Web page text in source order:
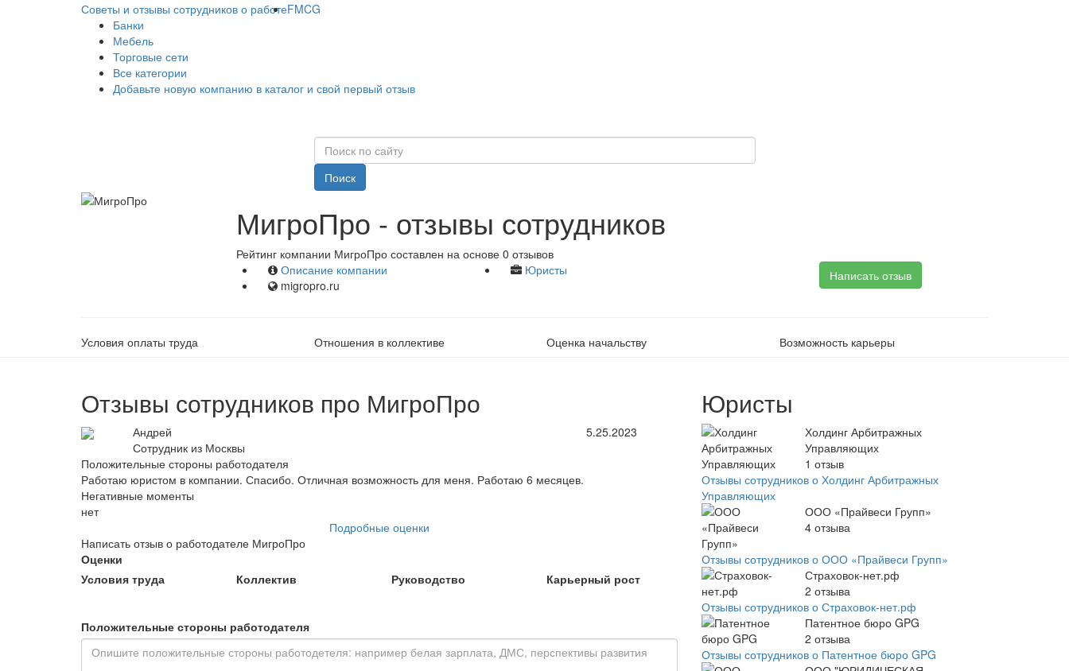
Советы и отзывы сотрудников о работеFMCG
Банки
Мебель
Торговые сети
Все категории
Добавьте новую компанию в каталог и свой первый отзыв
Поиск
МигроПро - отзывы сотрудников
Рейтинг компании МигроПро составлен на основе 0 отзывов
Описание компании
Юристы
migropro.ru
Написать отзыв
Условия оплаты труда Отношения в коллективе Оценка начальству Возможность карьеры
Отзывы сотрудников про МигроПро
Андрей
Сотрудник из Москвы
5.25.2023
Положительные стороны работодателя
Работаю юристом в компании. Спасибо. Отличная возможность для меня. Работаю 6 месяцев.
Негативные моменты
нет
Подробные оценки
Написать отзыв о работодателе МигроПро
Оценки
Условия труда
Коллектив Руководство Карьерный рост
Положительные стороны работодателя
Юристы
Холдинг Арбитражных
Управляющих
1 отзыв
Отзывы сотрудников о Холдинг Арбитражных
Управляющих
ООО «Прайвеси Групп»
4 отзыва
Отзывы сотрудников о ООО «Прайвеси Групп»
Страховок-нет.рф
2 отзыва
Отзывы сотрудников о Страховок-нет.рф
Патентное бюро GPG
2 отзыва
Отзывы сотрудников о Патентное бюро GPG